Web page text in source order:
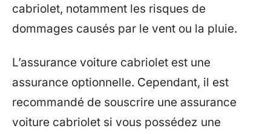
cabriolet, notamment les risques de
dommages causés par le vent ou la pluie.
L’assurance voiture cabriolet est une
assurance optionnelle. Cependant, il est
recommandé de souscrire une assurance
voiture cabriolet si vous possédez une